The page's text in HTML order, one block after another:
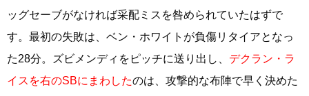
ッグセーブがなければ采配ミスを咎められていたはずで
す。最初の失敗は、ベン・ホワイトが負傷リタイアとなっ
た28分。ズビメンディをピッチに送り出し、 デクラン・ラ
イスを右のSBにまわしたのは、攻撃的な布陣で早く決めた